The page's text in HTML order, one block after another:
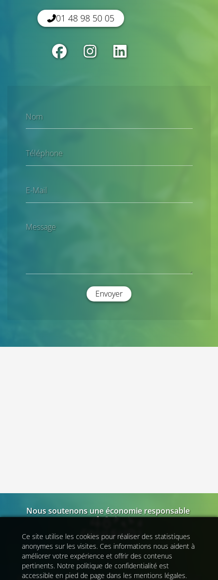
Nom
Téléphone
E-Mail
Message
Envoyer
01 48 98 50 05
Nous soutenons une économie responsable
Zone d'intervention
Ce site utilise les cookies pour réaliser des statistiques
anonymes sur les visites. Ces informations nous aident à
améliorer votre expérience et offrir des contenus
pertinents. Notre politique de confidentialité est
accessible en pied de page dans les mentions légales.